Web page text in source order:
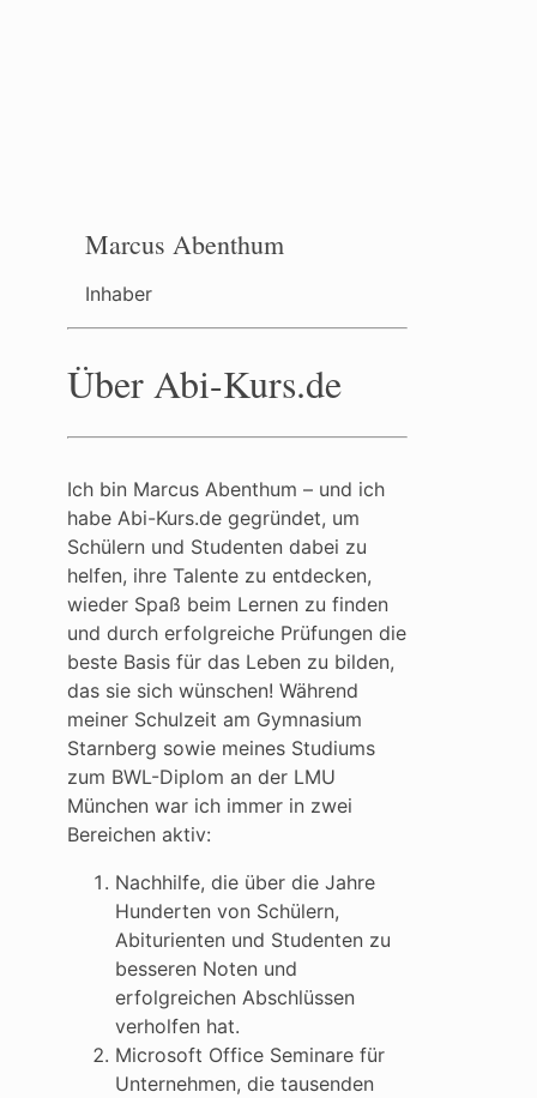
Marcus Abenthum
Inhaber
Über Abi-Kurs.de
Ich bin Marcus Abenthum – und ich
habe Abi-Kurs.de gegründet, um
Schülern und Studenten dabei zu
helfen, ihre Talente zu entdecken,
wieder Spaß beim Lernen zu finden
und durch erfolgreiche Prüfungen die
beste Basis für das Leben zu bilden,
das sie sich wünschen! Während
meiner Schulzeit am Gymnasium
Starnberg sowie meines Studiums
zum BWL-Diplom an der LMU
München war ich immer in zwei
Bereichen aktiv:
Nachhilfe, die über die Jahre
Hunderten von Schülern,
Abiturienten und Studenten zu
besseren Noten und
erfolgreichen Abschlüssen
verholfen hat.
Microsoft Office Seminare für
Unternehmen, die tausenden